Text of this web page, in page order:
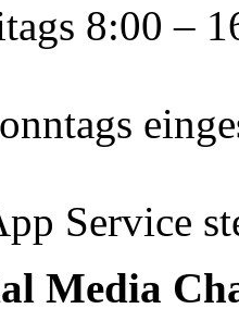
8:00 –
Service
Media